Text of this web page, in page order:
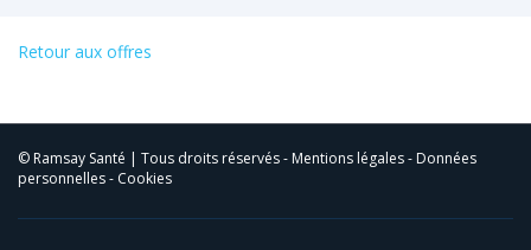
Retour aux offres
© Ramsay Santé | Tous droits réservés - Mentions légales- Données
personnelles- Cookies